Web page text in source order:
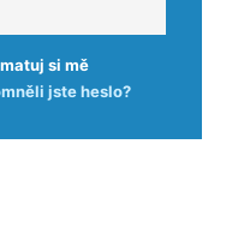
si mě
jste heslo?